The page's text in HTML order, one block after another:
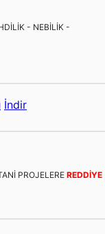
- NEBİLİK -
İndir
PROJELERE REDDİYE